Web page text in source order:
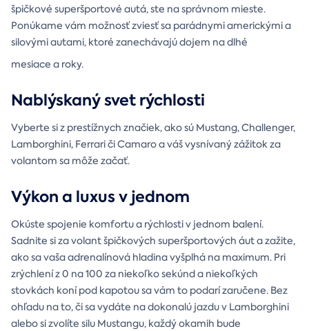
špičkové superšportové autá, ste na správnom mieste.
Ponúkame vám možnosť zviesť sa parádnymi americkými a
silovými autami, ktoré zanechávajú dojem na dlhé
mesiace a roky.
Nablýskaný svet rýchlosti
Vyberte si z prestížnych značiek, ako sú Mustang, Challenger,
Lamborghini, Ferrari či Camaro a váš vysnívaný zážitok za
volantom sa môže začať.
Výkon a luxus v jednom
Okúste spojenie komfortu a rýchlosti v jednom balení.
Sadnite si za volant špičkových superšportových áut a zažite,
ako sa vaša adrenalínová hladina vyšplhá na maximum. Pri
zrýchlení z 0 na 100 za niekoľko sekúnd a niekoľkých
stovkách koní pod kapotou sa vám to podarí zaručene. Bez
ohľadu na to, či sa vydáte na dokonalú jazdu v Lamborghini
alebo si zvolíte silu Mustangu, každý okamih bude